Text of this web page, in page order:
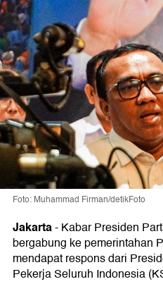
Foto: Muhammad Firman/detikFoto
Jakarta-Kabar Presiden
bergabung ke pemerintahan
mendapat respons dari
Pekerja Seluruh Indonesia